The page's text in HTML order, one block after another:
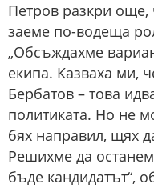
Петров разкри
заеме по-водеща
„Обсъждахме
екипа. Казваха ми,
Бербатов – това
политиката. Но не
бях направил, щях
Решихме да
бъде кандидатът“,